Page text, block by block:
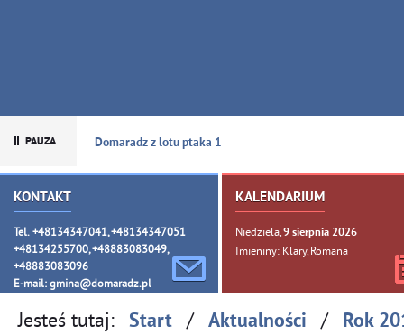
Domaradz z lotu ptaka 1
KONTAKT
Tel. +48134347041, +48134347051
+48134255700, +48883083049,
+48883083096
E-mail: gmina@domaradz.pl
KALENDARIUM
Niedziela, 9sierpnia 2026
Imieniny: Klary, Romana
Jesteś tutaj: Start / Aktualności / Rok